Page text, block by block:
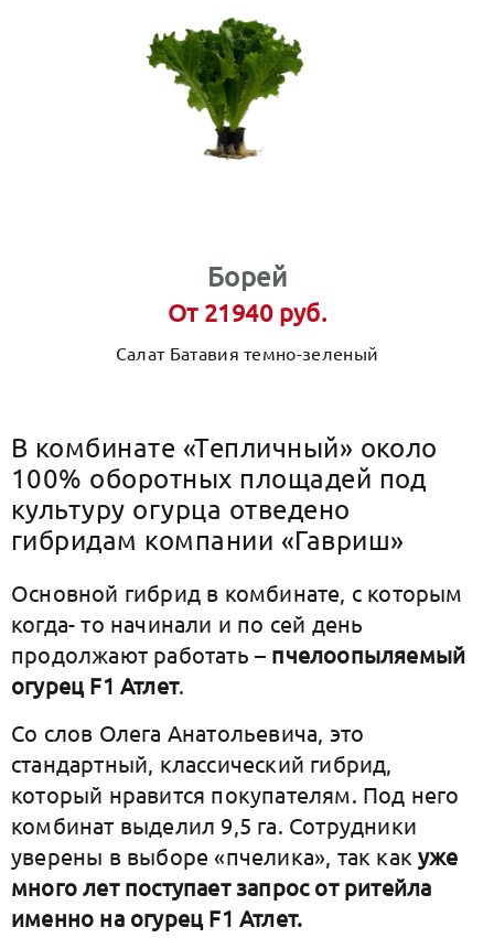
Борей
От 21940 руб.
Салат Батавия темно-зеленый
В комбинате «Тепличный» около
100% оборотных площадей под
культуру огурца отведено
гибридам компании «Гавриш»
Основной гибрид в комбинате, с которым
когда- то начинали и по сей день
продолжают работать – пчелоопыляемый
огурец F1 Атлет.
Со слов Олега Анатольевича, это
стандартный, классический гибрид,
который нравится покупателям. Под него
комбинат выделил 9,5 га. Сотрудники
уверены в выборе «пчелика», так какуже
много лет поступает запрос от ритейла
именно на огурец F1 Атлет.